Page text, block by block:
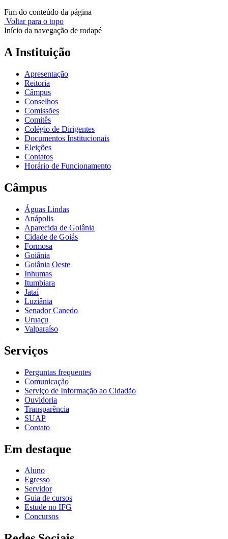
Fim do conteúdo da página
Voltar para o topo
Início da navegação de rodapé
A Instituição
Apresentação
Reitoria
Câmpus
Conselhos
Comissões
Comitês
Colégio de Dirigentes
Documentos Institucionais
Eleições
Contatos
Horário de Funcionamento
Câmpus
Águas Lindas
Anápolis
Aparecida de Goiânia
Cidade de Goiás
Formosa
Goiânia
Goiânia Oeste
Inhumas
Itumbiara
Jataí
Luziânia
Senador Canedo
Uruaçu
Valparaíso
Serviços
Perguntas frequentes
Comunicação
Serviço de Informação ao Cidadão
Ouvidoria
Transparência
SUAP
Contato
Em destaque
Aluno
Egresso
Servidor
Guia de cursos
Estude no IFG
Concursos